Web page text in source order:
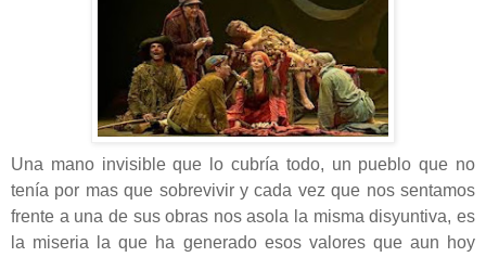
Una mano invisible que lo cubría todo, un pueblo que no
tenía por mas que sobrevivir y cada vez que nos sentamos
frente a una de sus obras nos asola la misma disyuntiva, es
la miseria la que ha generado esos valores que aun hoy